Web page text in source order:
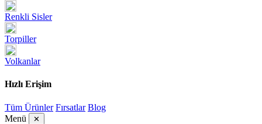
Renkli Sisler
Torpiller
Volkanlar
Hızlı Erişim
Tüm Ürünler Fırsatlar Blog
Menü
✕